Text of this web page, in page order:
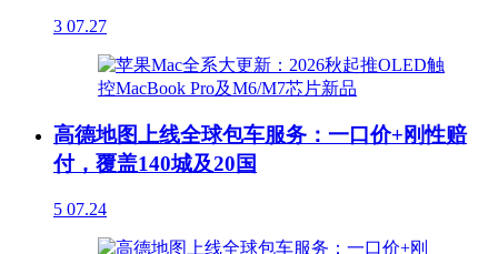
3 07.27
高德地图上线全球包车服务：一口价+刚性赔
付，覆盖140城及20国
5 07.24